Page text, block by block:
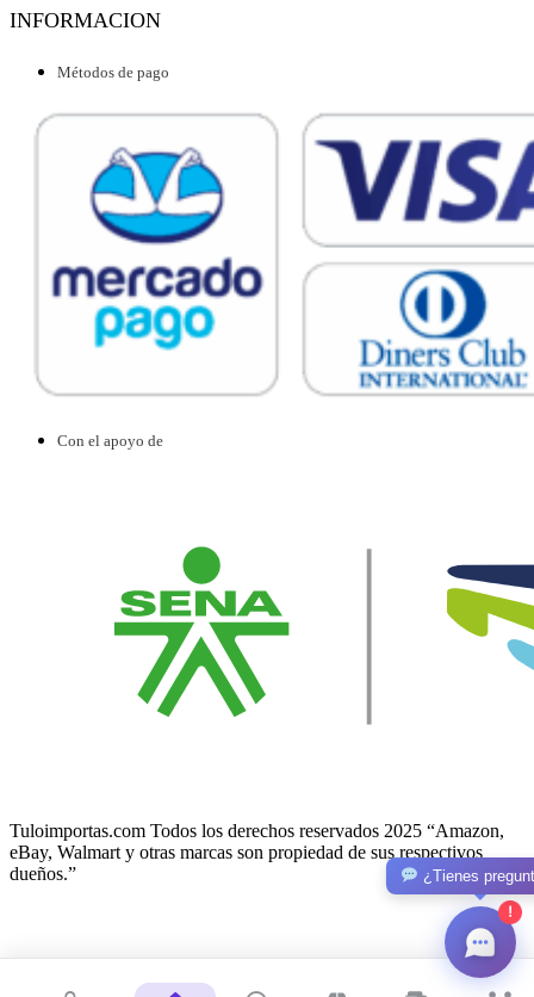
INFORMACION
Métodos de pago
Con el apoyo de
Tuloimportas.com Todos los derechos reservados 2025 “Amazon,
eBay, Walmart y otras marcas son propiedad de sus respectivos
dueños.”
!
¿Tienes